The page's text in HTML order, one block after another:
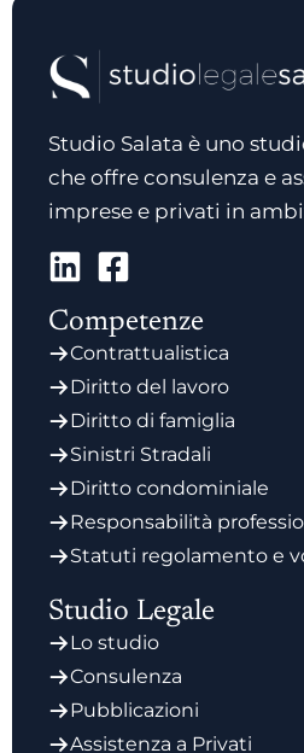
Studio Salata è uno
che offre consulenza e
imprese e privati in
Competenze
Contrattualistica
Diritto del lavoro
Diritto di famiglia
Sinistri Stradali
Diritto condominiale
Responsabilità
Statuti regolamento e
Studio Legale
Lo studio
Consulenza
Pubblicazioni
Assistenza a Privati